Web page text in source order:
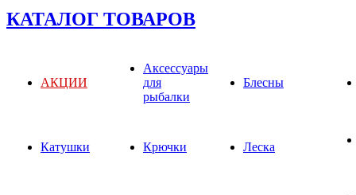
КАТАЛОГ ТОВАРОВ
АКЦИИ
Аксессуары
для
рыбалки
Блесны
Катушки Крючки Леска